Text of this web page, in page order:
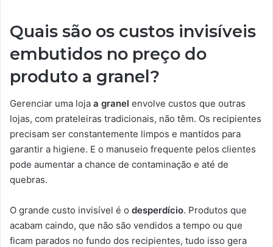
Quais são os custos invisíveis
embutidos no preço do
produto a granel?
Gerenciar uma loja a granel envolve custos que outras
lojas, com prateleiras tradicionais, não têm. Os recipientes
precisam ser constantemente limpos e mantidos para
garantir a higiene. E o manuseio frequente pelos clientes
pode aumentar a chance de contaminação e até de
quebras.
O grande custo invisível é o desperdício. Produtos que
acabam caindo, que não são vendidos a tempo ou que
ficam parados no fundo dos recipientes, tudo isso gera